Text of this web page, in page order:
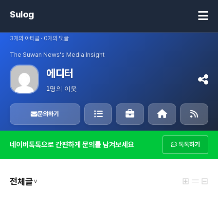
Sulog
전체글 ∨ ⊞ 𝄘 ⊟
3개의 아티클 · 0개의 댓글
The Suwan News's Media Insight
에디터
1명의 이웃
문의하기
네이버톡톡으로 간편하게 문의를 남겨보세요 톡톡하기